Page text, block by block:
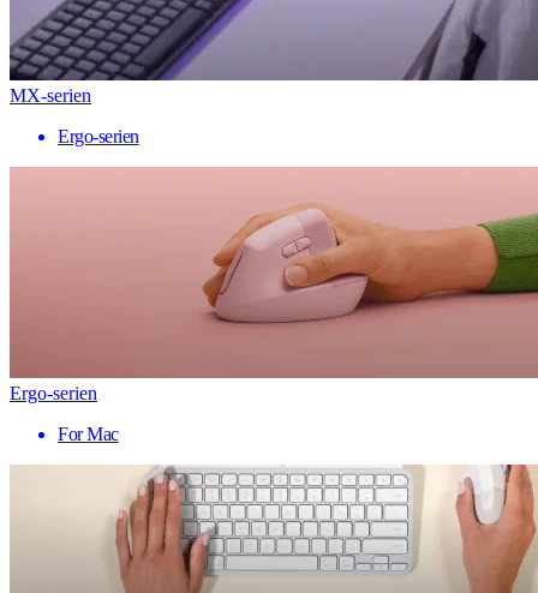
MX-serien
Ergo-serien
Ergo-serien
For Mac